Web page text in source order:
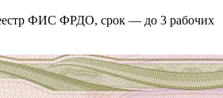
ФИС ФРДО, срок — до 3 рабочих